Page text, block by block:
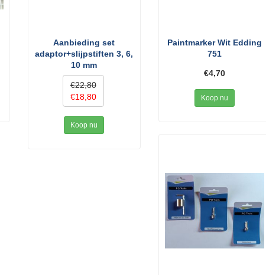
Aanbieding set
adaptor+slijpstiften 3, 6,
10 mm
€22,80
€18,80
Koop nu
Paintmarker Wit Edding
751
€4,70
Koop nu